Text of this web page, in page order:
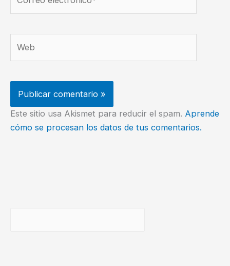
electrónico*
Este sitio usa Akismet para reducir el spam. Aprende
cómo se procesan los datos de tus comentarios.